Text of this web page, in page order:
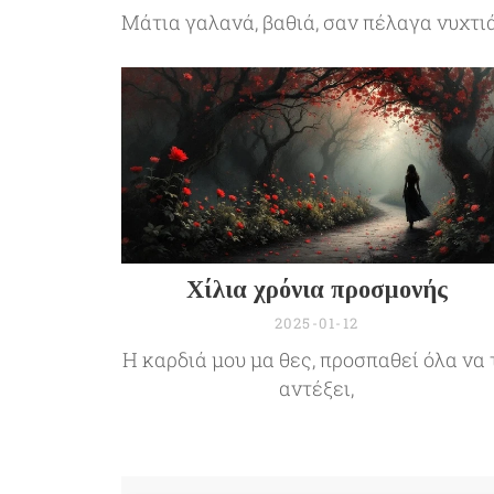
Μάτια γαλανά, βαθιά, σαν πέλαγα
Χίλια χρόνια προσμονής
2025-01-12
Η καρδιά μου μα θες, προσπαθεί όλα να
αντέξει,